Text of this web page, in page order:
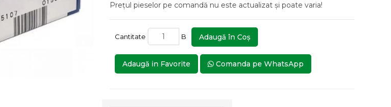
Prețul pieselor pe comandă nu este actualizat și poate varia!
Cantitate B Adaugă în Coş
Adaugă in Favorite Comanda pe WhatsApp